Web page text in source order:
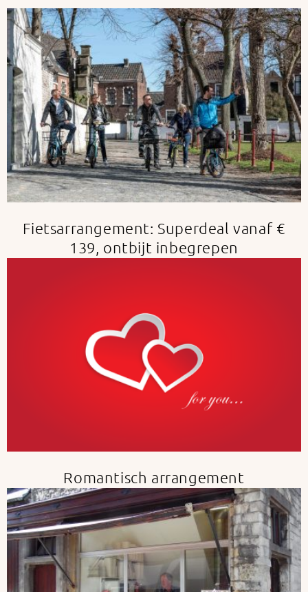
Fietsarrangement: Superdeal vanaf €
139, ontbijt inbegrepen
Romantisch arrangement